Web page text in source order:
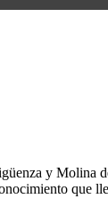
y Molina
que